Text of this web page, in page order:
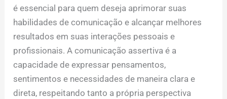
é essencial para quem deseja aprimorar suas
habilidades de comunicação e alcançar melhores
resultados em suas interações pessoais e
profissionais. A comunicação assertiva é a
capacidade de expressar pensamentos,
sentimentos e necessidades de maneira clara e
direta, respeitando tanto a própria perspectiva